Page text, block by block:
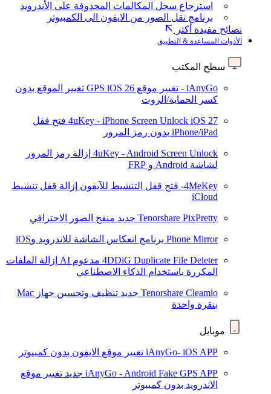
استرجاع سجل المكالمات المحذوفة على الأندرويد
برنامج نقل الصور من الايفون الى الكمبيوتر
نصائح مفيدة أكثر
الأدوات المساعدة & التطبيق
سطح المكتب
iAnyGo - تغيير موقع GPS iOS 26
تغيير الموقع بدون
كسر الحماية/الروت
4uKey - iPhone Screen Unlock iOS 27
فتح قفل
iPhone/iPad بدون رمز المرور
4uKey - Android Screen Unlock إزالة رمز المرور
لشاشة Android و FRP
4MeKey- فتح قفل التنشيط للآيفون
إزالة قفل تنشيط
iCloud
Tenorshare PixPretty جديد منقح الصور الاحترافي
Phone Mirror برنامج انعكاس الشاشة للاندرويد وiOS
4DDiG Duplicate File Deleter مدعوم AI
إزالة الملفات
المكررة باستخدام الذكاء الاصطناعي
Tenorshare Cleamio جديد
تنظيف وتحسين جهاز Mac
بنقرة واحدة
موبايل
iAnyGo- iOS APP تغيير موقع الايفون بدون كمبيوتر
iAnyGo - Android Fake GPS APP جديد تغيير موقع
الاندرويد بدون كمبيوتر